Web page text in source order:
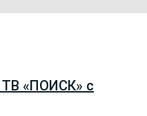
«ПОИСК» с